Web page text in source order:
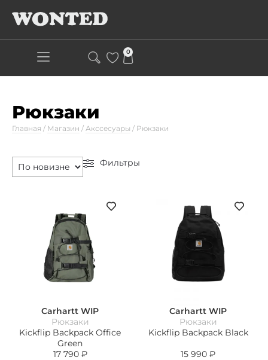
0
Рюкзаки
Главная / Магазин / Акссесуары / Рюкзаки
Фильтры
Carhartt WIP
Рюкзаки
Kickflip Backpack Office
Green
17 790 ₽
Carhartt WIP
Рюкзаки
Kickflip Backpack Black
15 990 ₽